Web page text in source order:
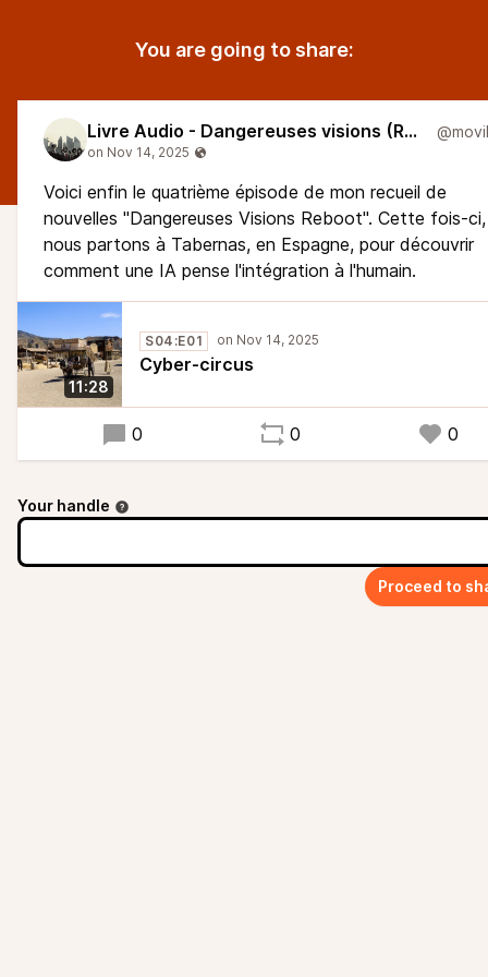
You are going to share:
Livre Audio - Dangereuses visions (Reboot)
Voici enfin le quatrième épisode de mon recueil de
nouvelles "Dangereuses Visions Reboot". Cette fois-ci,
nous partons à Tabernas, en Espagne, pour découvrir
comment une IA pense l'intégration à l'humain.
11:28
S04:E01
Cyber-circus
0 0 0
Your handle
Proceed to